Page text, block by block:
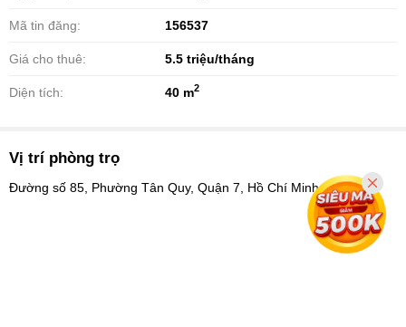
Mã tin đăng: 156537
Giá cho thuê: 5.5 triệu/tháng
Diện tích: 40 m2
Vị trí phòng trọ
Đường số 85, Phường Tân Quy, Quận 7, Hồ Chí Minh